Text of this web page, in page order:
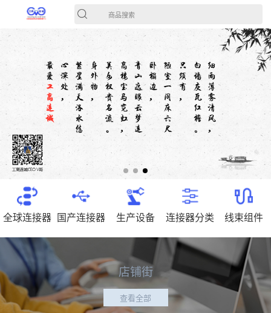
商品搜索
全球连接器 国产连接器 生产设备 连接器分类 线束组件
店铺街
查看全部